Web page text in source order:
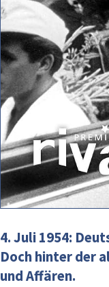
4. Juli 1954:
Doch hinter der
und Affären.